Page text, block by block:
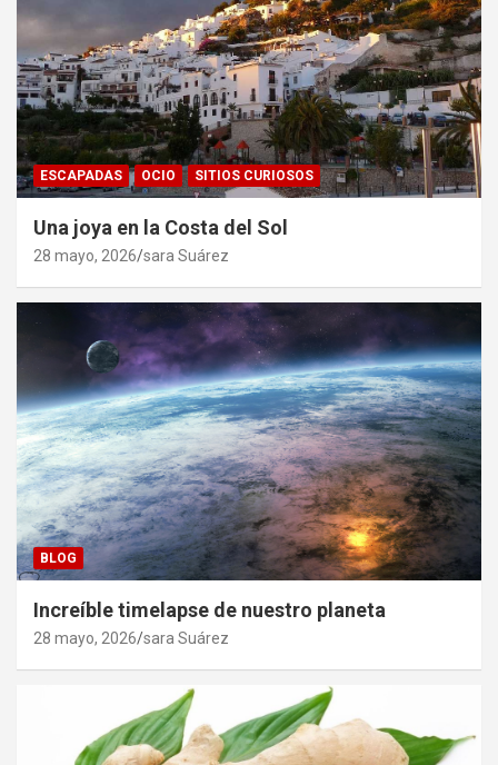
ESCAPADAS OCIO SITIOS CURIOSOS
Una joya en la Costa del Sol
28 mayo, 2026 sara Suárez
BLOG
Increíble timelapse de nuestro planeta
28 mayo, 2026 sara Suárez